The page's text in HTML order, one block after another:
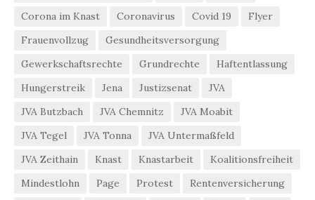
Corona im Knast
Coronavirus Covid 19
Flyer
Frauenvollzug
Gesundheitsversorgung
Gewerkschaftsrechte
Grundrechte
Haftentlassung
Hungerstreik
Jena Justizsenat
JVA
JVA Butzbach
JVA Chemnitz
JVA Moabit
JVA Tegel
JVA Tonna
JVA Untermaßfeld
JVA Zeithain
Knast Knastarbeit
Koalitionsfreiheit
Mindestlohn
Page Protest
Rentenversicherung